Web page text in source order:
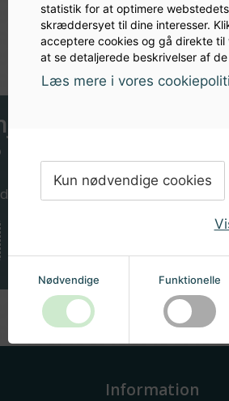
statistik for at optimere
skræddersyet til dine interesser.
acceptere cookies og gå direkte
at se detaljerede beskrivelser af
Læs mere i vores
Kun nødvendige cookies
Nødvendige Funktionelle
eller vil du
Information